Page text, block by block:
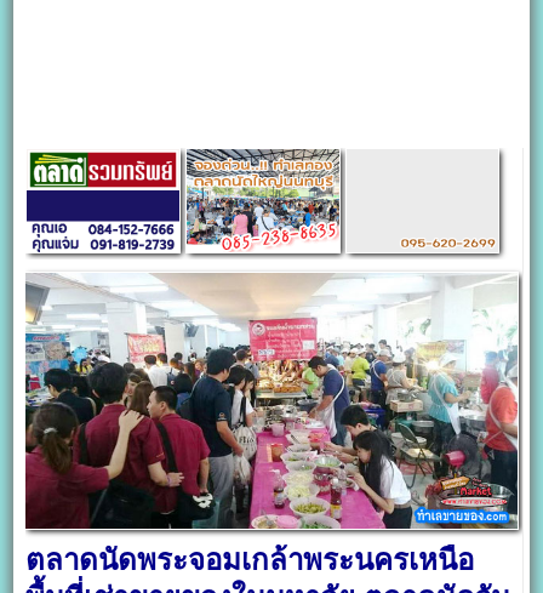
ตลาดนัดพระจอมเกล้าพระนครเหนือ